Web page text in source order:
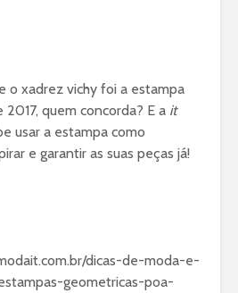
o xadrez vichy foi a estampa
quem concorda? E a it
usar a estampa como
e garantir as suas peças já!
dicas-de-moda-e-
geometricas-poa-